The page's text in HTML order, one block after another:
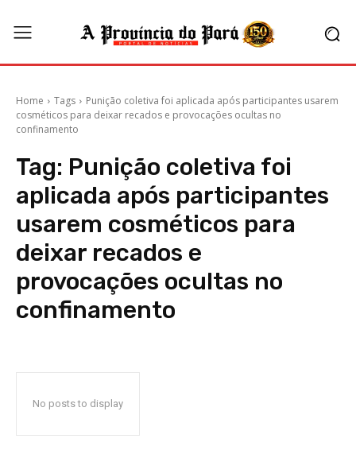
Home Tags
Punição coletiva foi aplicada após participantes usarem
cosméticos para deixar recados e provocações ocultas no
confinamento
Tag: Punição coletiva foi
aplicada após participantes
usarem cosméticos para
deixar recados e
provocações ocultas no
confinamento
No posts to display